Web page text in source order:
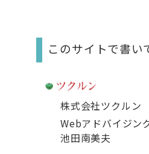
このサイトで書い
株式会社ツクルン
Webアドバイジン
池田南美夫